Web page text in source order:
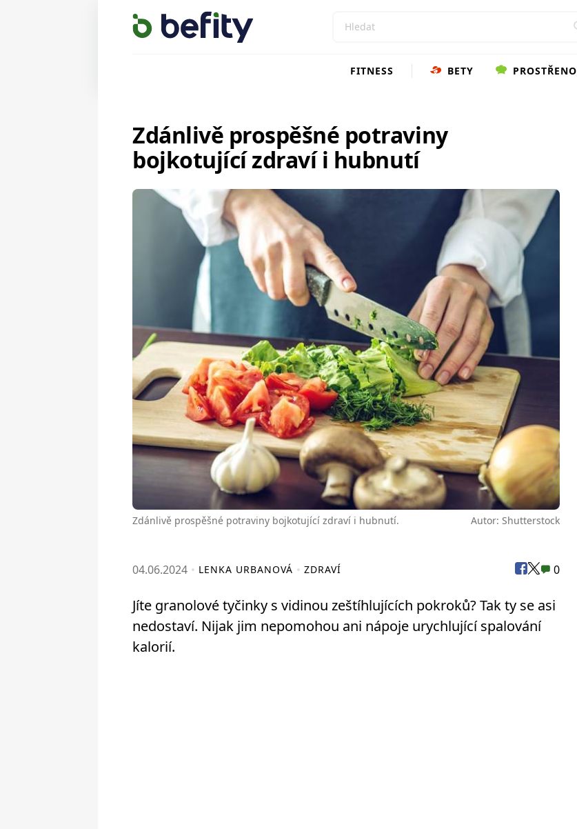
FITNESS BETY PROSTŘENO
Zdánlivě prospěšné potraviny
bojkotující zdraví i hubnutí
Zdánlivě prospěšné potraviny bojkotující zdraví i hubnutí. Autor: Shutterstock
04.06.2024 LENKA URBANOVÁ ZDRAVÍ 0
Jíte granolové tyčinky s vidinou zeštíhlujících pokroků? Tak ty se asi
nedostaví. Nijak jim nepomohou ani nápoje urychlující spalování
kalorií.